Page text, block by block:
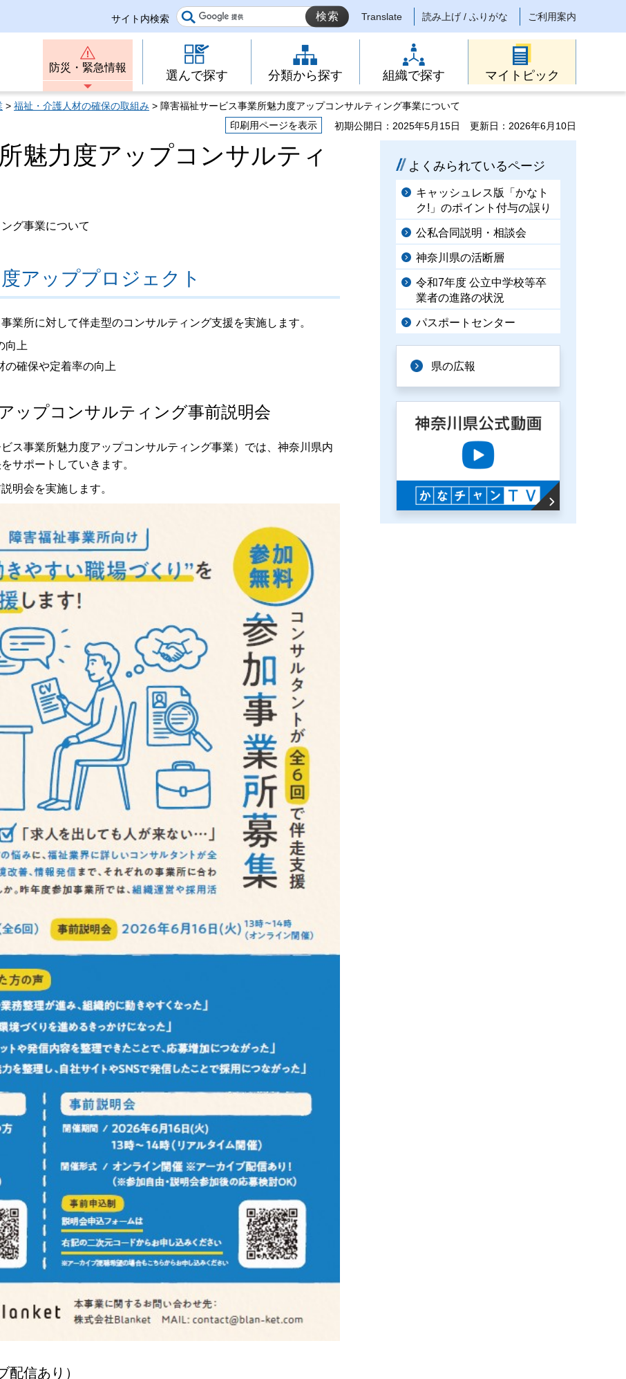
サイト内検索 Translate 読み上げ / ふりがな ご利用案内
防災・緊急情報
選んで探す 分類から探す 組織で探す マイトピック
> 福祉・介護人材の確保の取組み > 障害福祉サービス事業所魅力度アップコンサルティング事業について
印刷用ページを表示
初期公開日：2025年5月15日 更新日：2026年6月10日
魅力度アップコンサルティ
グ事業について
アッププロジェクト
業所に対して伴走型のコンサルティング支援を実施します。
向上
の確保や定着率の向上
ップコンサルティング事前説明会
ス事業所魅力度アップコンサルティング事業）では、神奈川県内
サポートしていきます。
明会を実施します。
信あり）
よくみられているページ
キャッシュレス版「かなト
ク!」のポイント付与の誤り
公私合同説明・相談会
神奈川県の活断層
令和7年度 公立中学校等卒
業者の進路の状況
パスポートセンター
県の広報